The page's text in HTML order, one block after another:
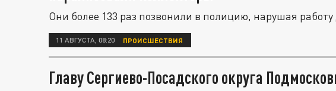
Они более 133 раз позвонили в полицию, нарушая работу
11 АВГУСТА, 08:20 ПРОИСШЕСТВИЯ
Главу Сергиево-Посадского округа